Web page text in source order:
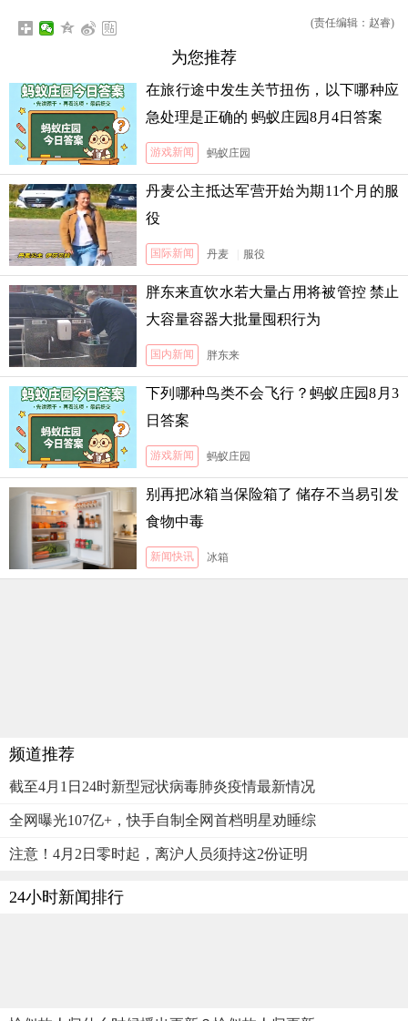
(责任编辑：赵睿)
为您推荐
在旅行途中发生关节扭伤，以下哪种应
急处理是正确的 蚂蚁庄园8月4日答案
游戏新闻 蚂蚁庄园
丹麦公主抵达军营开始为期11个月的服
役
国际新闻 丹麦 服役
胖东来直饮水若大量占用将被管控 禁止
大容量容器大批量囤积行为
国内新闻 胖东来
下列哪种鸟类不会飞行？蚂蚁庄园8月3
日答案
游戏新闻 蚂蚁庄园
别再把冰箱当保险箱了 储存不当易引发
食物中毒
新闻快讯 冰箱
频道推荐
截至4月1日24时新型冠状病毒肺炎疫情最新情况
全网曝光107亿+，快手自制全网首档明星劝睡综
注意！4月2日零时起，离沪人员须持这2份证明
24小时新闻排行